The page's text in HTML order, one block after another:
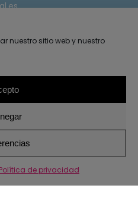
nuestro sitio web y nuestro
Política de privacidad
legal y privacidad